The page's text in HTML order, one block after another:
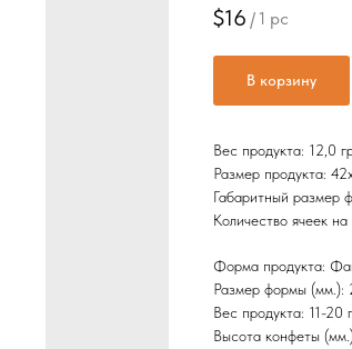
$16 / 1 pc
В корзину
Вес продукта: 12,0
Размер продукта:
Габаритный размер
Количество ячеек
Форма продукта:
Размер формы (мм.):
Вес продукта: 11-20
Высота конфеты